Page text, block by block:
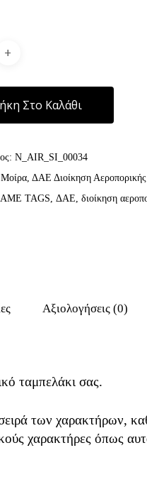
Στο Καλάθι
N_AIR_SI_00034
, ΔΑΕ Διοίκηση
TAGS ΔΑΕ διοίκηση
Αξιολογήσεις (0)
ταμπελάκι σας.
των χαρακτήρων,
χαρακτήρες όπως